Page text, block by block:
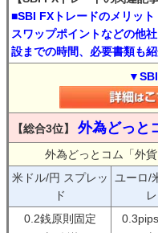
■SBI FXトレードのメリット
スワップポイントなどの他
設までの時間、必要書類も紹
【総合3位】 外為どっと
外為どっとコム「外
米ドル/円 スプレッ
ド
ユーロ/
0.2銭原則固定